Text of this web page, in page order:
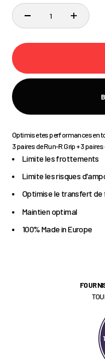
Optimise tes performances en
3 paires de Run-R Grip + 3 paires
Limite les frottements
Limite les risques
Optimise le transfert de
Maintien optimal
100% Made in Europe